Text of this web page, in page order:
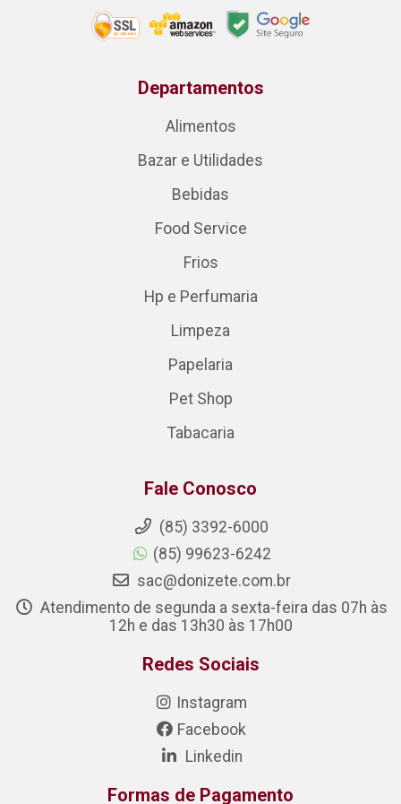
Departamentos
Alimentos
Bazar e Utilidades
Bebidas
Food Service
Frios
Hp e Perfumaria
Limpeza
Papelaria
Pet Shop
Tabacaria
Fale Conosco
(85) 3392-6000
(85) 99623-6242
sac@donizete.com.br
Atendimento de segunda a sexta-feira das 07h às
12h e das 13h30 às 17h00
Redes Sociais
Instagram
Facebook
Linkedin
Formas de Pagamento